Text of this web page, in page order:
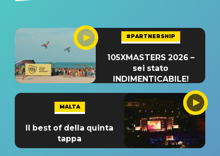
#PARTNERSHIP
105XMASTERS 2026 –
sei stato
INDIMENTICABILE!
MALTA
Il best of della quinta
tappa